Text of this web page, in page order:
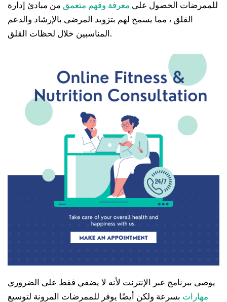
للممرضات الحصول على معرفة وفهم متعمق من مبادئ إدارة
القلق ، مما يسمح لهم بتزويد المرضى بالإرشاد والدعم
المناسبين خلال لحظات القلق.
يوصى ببرنامج عبر الإنترنت لأنه لا يضفي فقط على الضروري
مهارات بسرعة ولكن أيضًا يوفر للممرضات المرونة لتوسيع